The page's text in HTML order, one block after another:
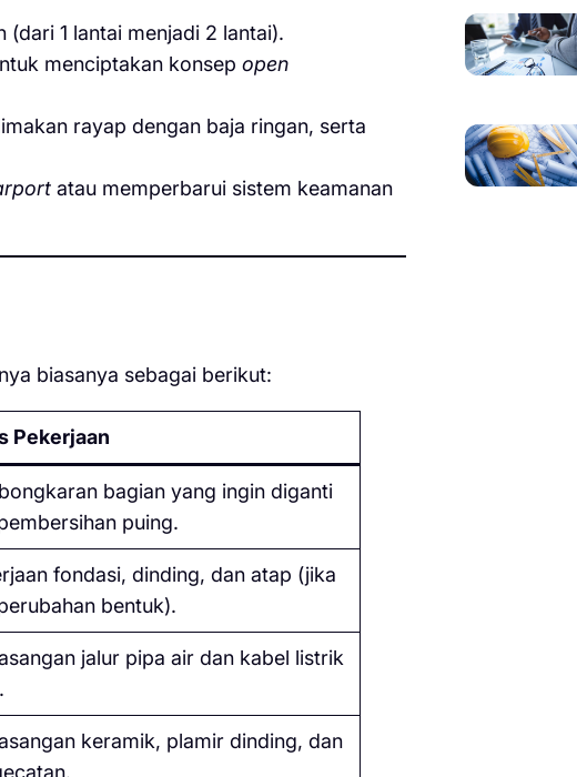
(dari 1 lantai menjadi 2 lantai).
menciptakan konsep open
rayap dengan baja ringan, serta
atau memperbarui sistem keamanan
biasanya sebagai berikut:
Pekerjaan
bagian yang ingin diganti
puing.
fondasi, dinding, dan atap (jika
bentuk).
jalur pipa air dan kabel listrik
keramik, plamir dinding, dan